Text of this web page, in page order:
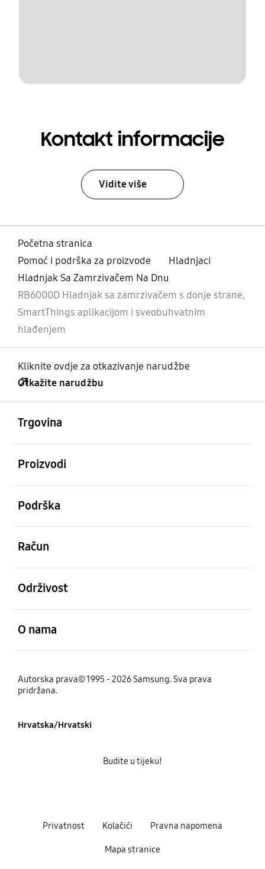
Kontakt informacije
Vidite više
Početna stranica
Pomoć i podrška za proizvode
Hladnjaci
Hladnjak Sa Zamrzivačem Na Dnu
RB6000D Hladnjak sa zamrzivačem s donje strane,
SmartThings aplikacijom i sveobuhvatnim
hlađenjem
Kliknite ovdje za otkazivanje narudžbe
Otkažite narudžbu
Trgovina
Proizvodi
Podrška
Račun
Održivost
O nama
Autorska prava© 1995 - 2026 Samsung. Sva prava
pridržana.
Hrvatska/Hrvatski
Privatnost Kolačići Pravna napomena
Mapa stranice
Budite u tijeku!